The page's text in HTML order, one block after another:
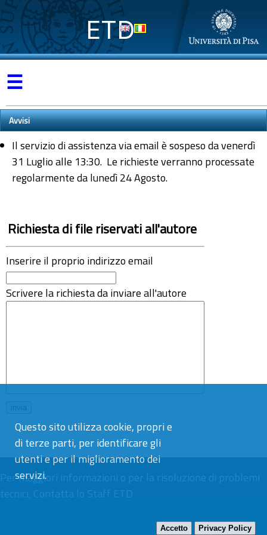
Questo sito utilizza cookie, propri e
di terze parti, per identificare gli
utenti e per il miglioramento dei
servizi.
Accetto Privacy Policy
ETD
☰
Avvisi
Il servizio di assistenza via email è sospeso da venerdì
31 Luglio alle 13:30. Le richieste verranno processate
regolarmente da lunedì 24 Agosto.
Richiesta di file riservati all'autore
Inserire il proprio indirizzo email
Scrivere la richiesta da inviare all'autore
Per maggiori informazioni o per la risoluzione di problemi
tecnici, Contatta lo Staff ETD